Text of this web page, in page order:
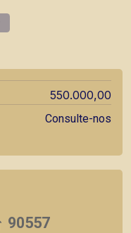
550.000,00
Consulte-nos
90557